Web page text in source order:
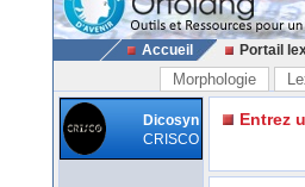
Accueil Portail
Morphologie
Dicosyn
CRISCO
Entrez